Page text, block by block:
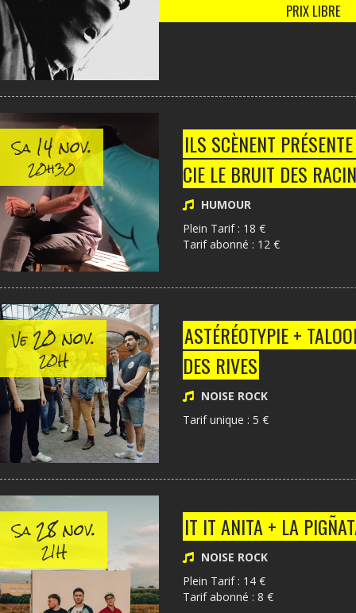
PRIX LIBRE
Sa14 nov.
20h30
ILS SCÈNENT
CIE LE BRUIT DES
HUMOUR
Plein Tarif : 18 €
Tarif abonné : 12 €
Ve20 nov.
20H
ASTÉRÉOTYPIE +
DES RIVES
NOISE ROCK
Tarif unique : 5 €
Sa28 nov.
21H
IT IT ANITA + LA
NOISE ROCK
Plein Tarif : 14 €
Tarif abonné : 8 €